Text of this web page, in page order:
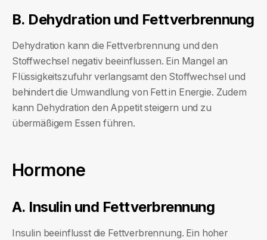
B. Dehydration und Fettverbrennung
Dehydration kann die Fettverbrennung und den
Stoffwechsel negativ beeinflussen. Ein Mangel an
Flüssigkeitszufuhr verlangsamt den Stoffwechsel und
behindert die Umwandlung von Fett in Energie. Zudem
kann Dehydration den Appetit steigern und zu
übermäßigem Essen führen.
Hormone
A. Insulin und Fettverbrennung
Insulin beeinflusst die Fettverbrennung. Ein hoher